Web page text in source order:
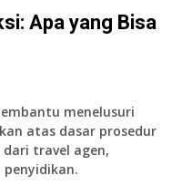
Apa yang Bisa
menelusuri
atas dasar prosedur
travel agen,